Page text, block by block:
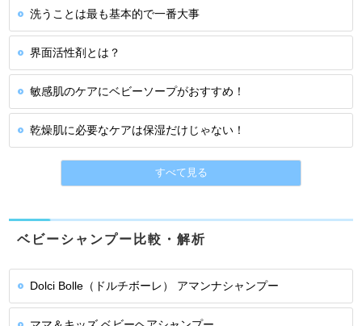
洗うことは最も基本的で一番大事
界面活性剤とは？
敏感肌のケアにベビーソープがおすすめ！
乾燥肌に必要なケアは保湿だけじゃない！
すべて見る
ベビーシャンプー比較・解析
Dolci Bolle（ドルチボーレ） アマンナシャンプー